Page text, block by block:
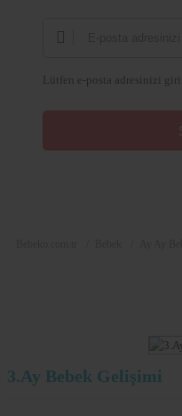
Lütfen e-posta adresinizi
3.Ay Bebek Gelişimi